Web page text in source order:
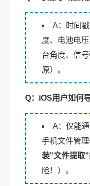
A：时间
度、电池电
台角度、信
原）。
Q：iOS用户如何
A：仅能
手机文件管理
装"文件提取
险！）。